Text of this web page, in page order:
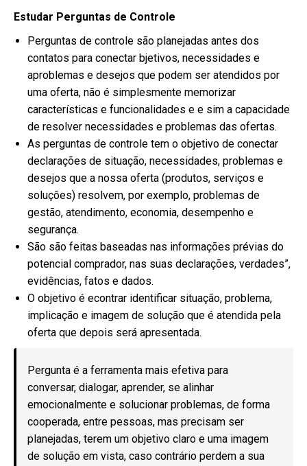
Estudar Perguntas de Controle
Perguntas de controle são planejadas antes dos
contatos para conectar bjetivos, necessidades e
aproblemas e desejos que podem ser atendidos por
uma oferta, não é simplesmente memorizar
características e funcionalidades e e sim a capacidade
de resolver necessidades e problemas das ofertas.
As perguntas de controle tem o objetivo de conectar
declarações de situação, necessidades, problemas e
desejos que a nossa oferta (produtos, serviços e
soluções) resolvem, por exemplo, problemas de
gestão, atendimento, economia, desempenho e
segurança.
São são feitas baseadas nas informações prévias do
potencial comprador, nas suas declarações, verdades”,
evidências, fatos e dados.
O objetivo é econtrar identificar situação, problema,
implicação e imagem de solução que é atendida pela
oferta que depois será apresentada.
Pergunta é a ferramenta mais efetiva para
conversar, dialogar, aprender, se alinhar
emocionalmente e solucionar problemas, de forma
cooperada, entre pessoas, mas precisam ser
planejadas, terem um objetivo claro e uma imagem
de solução em vista, caso contrário perdem a sua